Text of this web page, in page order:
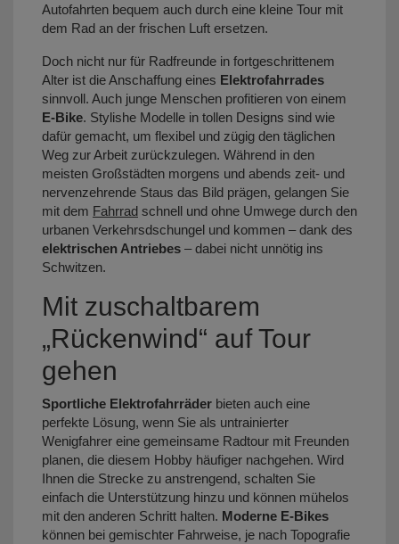
Autofahrten bequem auch durch eine kleine Tour mit
dem Rad an der frischen Luft ersetzen.
Doch nicht nur für Radfreunde in fortgeschrittenem
Alter ist die Anschaffung eines Elektrofahrrades
sinnvoll. Auch junge Menschen profitieren von einem
E-Bike. Stylishe Modelle in tollen Designs sind wie
dafür gemacht, um flexibel und zügig den täglichen
Weg zur Arbeit zurückzulegen. Während in den
meisten Großstädten morgens und abends zeit- und
nervenzehrende Staus das Bild prägen, gelangen Sie
mit dem Fahrrad schnell und ohne Umwege durch den
urbanen Verkehrsdschungel und kommen – dank des
elektrischen Antriebes – dabei nicht unnötig ins
Schwitzen.
Mit zuschaltbarem
„Rückenwind“ auf Tour
gehen
Sportliche Elektrofahrräder bieten auch eine
perfekte Lösung, wenn Sie als untrainierter
Wenigfahrer eine gemeinsame Radtour mit Freunden
planen, die diesem Hobby häufiger nachgehen. Wird
Ihnen die Strecke zu anstrengend, schalten Sie
einfach die Unterstützung hinzu und können mühelos
mit den anderen Schritt halten. Moderne E-Bikes
können bei gemischter Fahrweise, je nach Topografie